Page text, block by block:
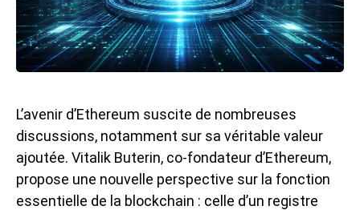
L’avenir d’Ethereum suscite de nombreuses
discussions, notamment sur sa véritable valeur
ajoutée. Vitalik Buterin, co-fondateur d’Ethereum,
propose une nouvelle perspective sur la fonction
essentielle de la blockchain : celle d’un registre